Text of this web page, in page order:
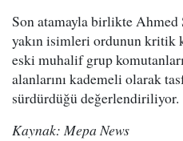
Son atamayla birlikte
yakın isimleri ordunun kritik
eski muhalif grup
alanlarını kademeli olarak
sürdürdüğü değerlendiriliyor.
Kaynak: Mepa News